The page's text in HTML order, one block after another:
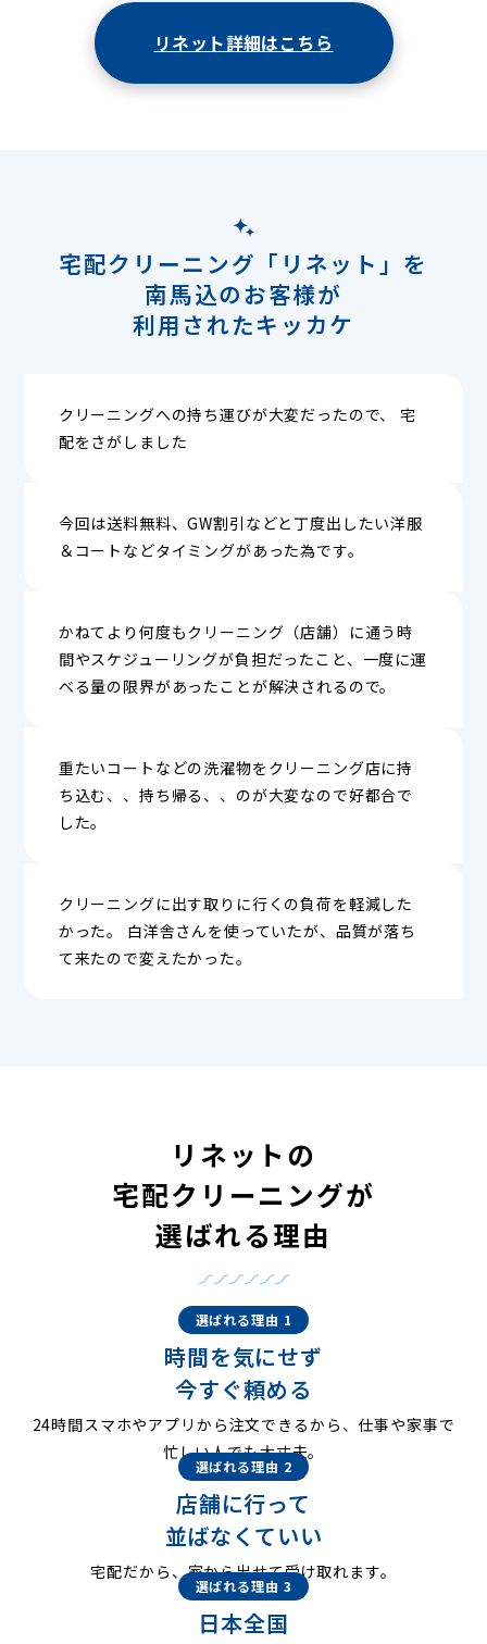
リネット詳細はこちら
宅配クリーニング「リネット」を
南馬込のお客様が
利用されたキッカケ
クリーニングへの持ち運びが大変だったので、 宅
配をさがしました
今回は送料無料、GW割引などと丁度出したい洋服
＆コートなどタイミングがあった為です。
かねてより何度もクリーニング（店舗）に通う時
間やスケジューリングが負担だったこと、一度に運
べる量の限界があったことが解決されるので。
重たいコートなどの洗濯物をクリーニング店に持
ち込む、、持ち帰る、、のが大変なので好都合で
した。
クリーニングに出す取りに行くの負荷を軽減した
かった。 白洋舎さんを使っていたが、品質が落ち
て来たので変えたかった。
リネットの
宅配クリーニングが
選ばれる理由
選ばれる理由 1
時間を気にせず
今すぐ頼める
24時間スマホやアプリから注文できるから、仕事や家事で
忙しい人でも大丈夫。
選ばれる理由 2
店舗に行って
並ばなくていい
宅配だから、家から出せて受け取れます。
選ばれる理由 3
日本全国